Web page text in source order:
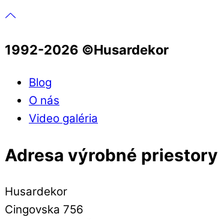
1992-2026 ©️Husardekor
Blog
O nás
Video galéria
Adresa výrobné priestory
Husardekor
Cingovska 756